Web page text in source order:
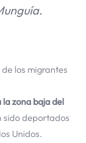
los migrantes
zona baja del
sido deportados
Unidos.